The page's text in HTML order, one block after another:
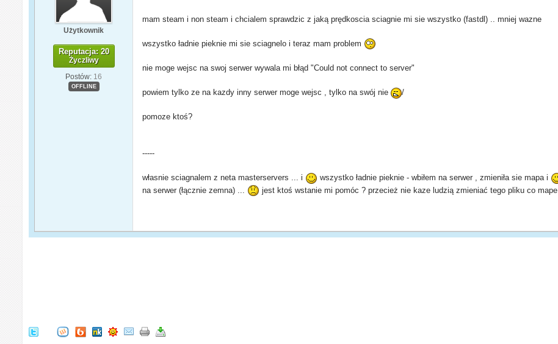
Użytkownik
Reputacja: 20
Życzliwy
Postów: 16
OFFLINE
mam steam i non steam i chcialem sprawdzic z jaką prędkoscia sciagnie mi sie wszystko (fastdl) .. mniej wazne
wszystko ładnie pieknie mi sie sciagnelo i teraz mam problem
nie moge wejsc na swoj serwer wywala mi błąd "Could not connect to server"
powiem tylko ze na kazdy inny serwer moge wejsc , tylko na swój nie /
pomoze ktoś?
-----
własnie sciagnalem z neta masterservers ... i wszystko ładnie pieknie - wbiłem na serwer , zmieniła sie mapa i
na serwer (łącznie zemna) ...
jest ktoś wstanie mi pomóc ? przecież nie kaze ludzią zmieniać tego pliku co mape